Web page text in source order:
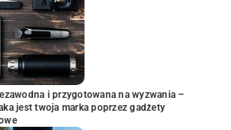
i przygotowana na wyzwania –
jest twoja marka poprzez gadżety